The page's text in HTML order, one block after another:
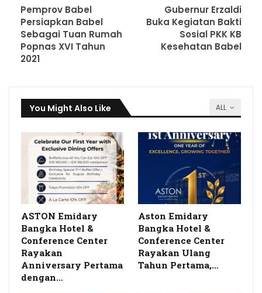
Pemprov Babel
Persiapkan Babel
Sebagai Tuan Rumah
Popnas XVI Tahun
2021
Gubernur Erzaldi
Buka Kegiatan Bakti
Sosial PKK KB
Kesehatan Babel
ALL
You Might Also Like
ASTON Emidary
Bangka Hotel &
Conference Center
Rayakan
Anniversary Pertama
dengan…
Aston Emidary
Bangka Hotel &
Conference Center
Rayakan Ulang
Tahun Pertama,…